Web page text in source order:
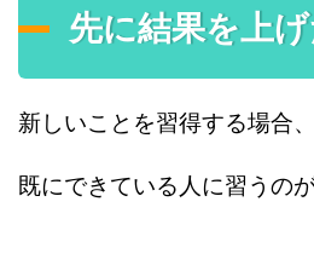
先に結果を上
新しいことを習得する場合、
既にできている人に習うの